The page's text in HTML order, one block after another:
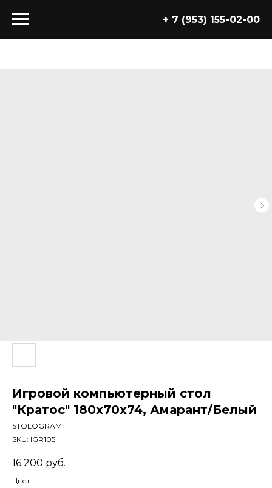
+ 7 (953) 155-02-00
Игровой компьютерный стол
"Кратос" 180x70x74, Амарант/Белый
STOLOGRAM
SKU: IGR105
16 200 руб.
Цвет